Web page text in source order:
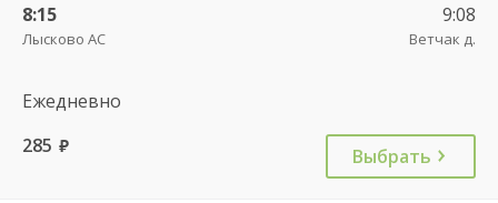
8:15
Лысково АС
9:08
Ветчак д.
Ежедневно
285 руб. Выбрать